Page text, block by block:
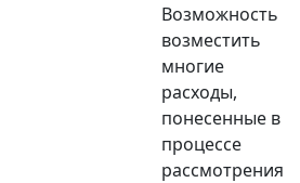
Возможность
возместить
многие
расходы,
понесенные в
процессе
рассмотрения